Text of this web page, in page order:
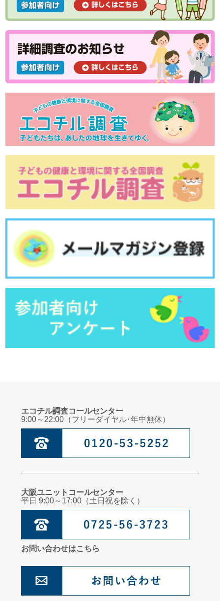
エコチル調査コールセンター
9:00～22:00（フリーダイヤル･年中無休）
大阪ユニットコールセンター
平日 9:00～17:00（土日祝を除く）
お問い合わせはこちら